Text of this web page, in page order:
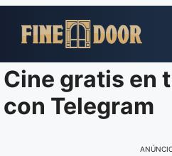
para
conteúdo
Cine gratis en
con Telegram